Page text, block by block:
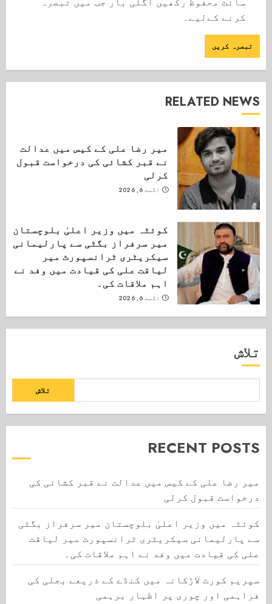
کرنے کےلیے۔
RELATED NEWS
میر رضا علی کے کیس میں عدالت
نے قبر کشائی کی درخواست قبول
کرلی
اگست 6, 2026
کوئٹہ میں وزیر اعلیٰ بلوچستان
میر سرفراز بگٹی سے پارلیمانی
سیکریٹری ٹرانسپورٹ میر
لیاقت علی کی قیادت میں وفد نے
اہم ملاقات کی۔
اگست 6, 2026
تلاش
تلاش
RECENT POSTS
میر رضا علی کے کیس میں عدالت نے قبر کشائی کی
درخواست قبول کرلی
کوئٹہ میں وزیر اعلیٰ بلوچستان میر سرفراز بگٹی
سے پارلیمانی سیکریٹری ٹرانسپورٹ میر لیاقت
علی کی قیادت میں وفد نے اہم ملاقات کی۔
سپریم کورٹ لاڑکانہ میں کنڈے کے ذریعے بجلی کی
فراہمی اور چوری پر اظہار برہمی